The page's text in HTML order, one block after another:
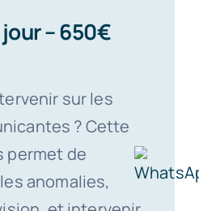
jour – 650€
sur les
? Cette
permet de
anomalies,